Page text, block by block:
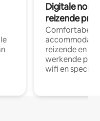
Digitale
reizende
Comfortabele
reizende en
werkende
wifi en